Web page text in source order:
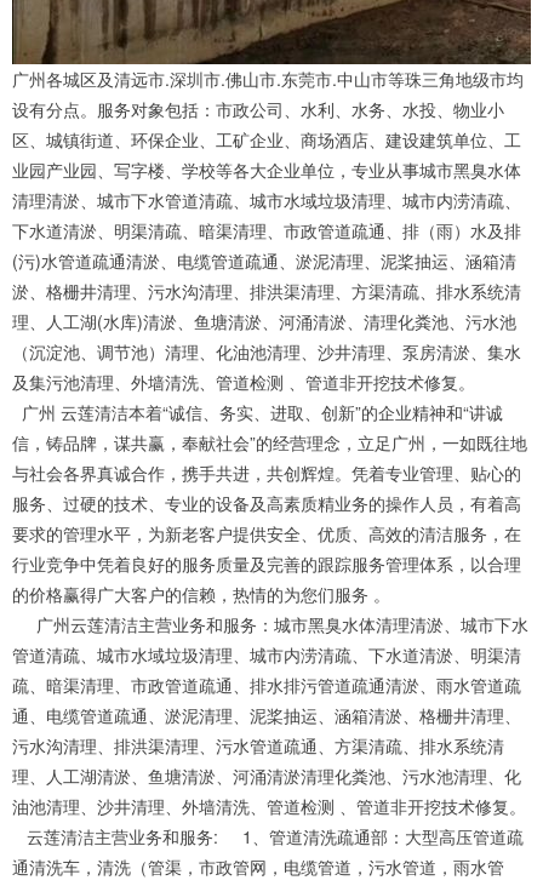
广州各城区及清远市.深圳市.佛山市.东莞市.中山市等珠三角地级市均
设有分点。服务对象包括：市政公司、水利、水务、水投、物业小
区、城镇街道、环保企业、工矿企业、商场酒店、建设建筑单位、工
业园产业园、写字楼、学校等各大企业单位，专业从事城市黑臭水体
清理清淤、城市下水管道清疏、城市水域垃圾清理、城市内涝清疏、
下水道清淤、明渠清疏、暗渠清理、市政管道疏通、排（雨）水及排
(污)水管道疏通清淤、电缆管道疏通、淤泥清理、泥桨抽运、涵箱清
淤、格栅井清理、污水沟清理、排洪渠清理、方渠清疏、排水系统清
理、人工湖(水库)清淤、鱼塘清淤、河涌清淤、清理化粪池、污水池
（沉淀池、调节池）清理、化油池清理、沙井清理、泵房清淤、集水
及集污池清理、外墙清洗、管道检测 、管道非开挖技术修复。
广州 云莲清洁本着“诚信、务实、进取、创新”的企业精神和“讲诚
信，铸品牌，谋共赢，奉献社会”的经营理念，立足广州，一如既往地
与社会各界真诚合作，携手共进，共创辉煌。凭着专业管理、贴心的
服务、过硬的技术、专业的设备及高素质精业务的操作人员，有着高
要求的管理水平，为新老客户提供安全、优质、高效的清洁服务，在
行业竞争中凭着良好的服务质量及完善的跟踪服务管理体系，以合理
的价格赢得广大客户的信赖，热情的为您们服务 。
广州云莲清洁主营业务和服务：城市黑臭水体清理清淤、城市下水
管道清疏、城市水域垃圾清理、城市内涝清疏、下水道清淤、明渠清
疏、暗渠清理、市政管道疏通、排水排污管道疏通清淤、雨水管道疏
通、电缆管道疏通、淤泥清理、泥桨抽运、涵箱清淤、格栅井清理、
污水沟清理、排洪渠清理、污水管道疏通、方渠清疏、排水系统清
理、人工湖清淤、鱼塘清淤、河涌清淤清理化粪池、污水池清理、化
油池清理、沙井清理、外墙清洗、管道检测 、管道非开挖技术修复。
云莲清洁主营业务和服务: 1、管道清洗疏通部：大型高压管道疏
通清洗车，清洗（管渠，市政管网，电缆管道，污水管道，雨水管